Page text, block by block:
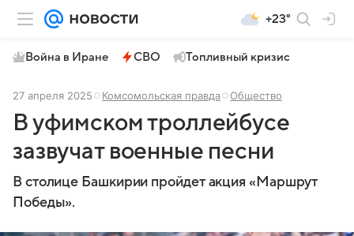
+23°
Война в Иране СВО Топливный кризис
27 апреля 2025 Комсомольская правда Общество
В уфимском троллейбусе
зазвучат военные песни
В столице Башкирии пройдет акция «Маршрут
Победы».